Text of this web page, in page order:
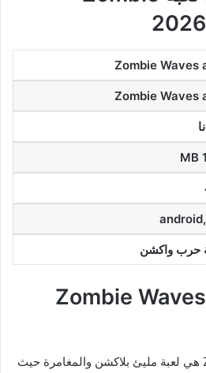
Zombie Waves
Zombie Waves
حرب واكشن
نبذة عن تحميل Zombie Waves
تحميل لعبة Zombie Waves هي لعبة مليئ بلاكشن والمغامرة حيث